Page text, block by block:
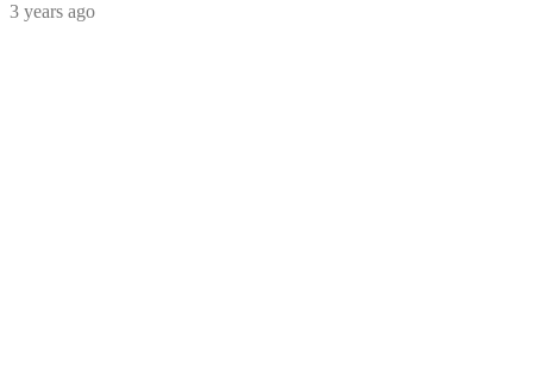
3 years ago